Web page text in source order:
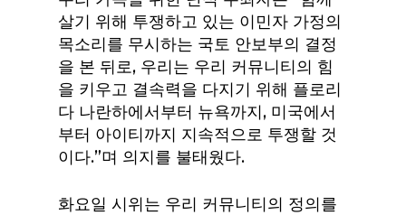
살기 위해 투쟁하고 있는 이민자 가정의
목소리를 무시하는 국토 안보부의 결정
을 본 뒤로, 우리는 우리 커뮤니티의 힘
을 키우고 결속력을 다지기 위해 플로리
다 나란하에서부터 뉴욕까지, 미국에서
부터 아이티까지 지속적으로 투쟁할 것
이다.”며 의지를 불태웠다.
화요일 시위는 우리 커뮤니티의 정의를